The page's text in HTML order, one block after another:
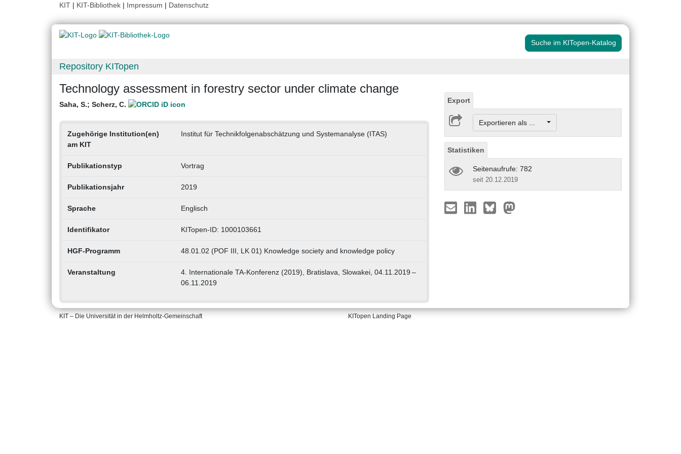
KIT | KIT-Bibliothek | Impressum | Datenschutz
Suche im KITopen-Katalog
Repository KITopen
Technology assessment in forestry sector under climate change
Saha, S.; Scherz, C.
Zugehörige Institution(en)
am KIT
Institut für Technikfolgenabschätzung und Systemanalyse (ITAS)
Publikationstyp Vortrag
Publikationsjahr 2019
Sprache Englisch
Identifikator KITopen-ID: 1000103661
HGF-Programm 48.01.02 (POF III, LK 01) Knowledge society and knowledge policy
Veranstaltung
4. Internationale TA-Konferenz (2019), Bratislava, Slowakei, 04.11.2019 –
06.11.2019
Export
Exportieren als ...
Statistiken
Seitenaufrufe: 782
seit 20.12.2019
KIT – Die Universität in der Helmholtz-Gemeinschaft KITopen Landing Page